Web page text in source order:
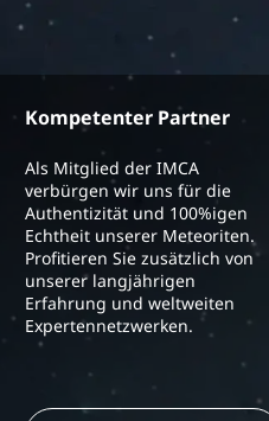
Kompetenter Partner
Als Mitglied der IMCA
verbürgen wir uns für die
Authentizität und 100%igen
Echtheit unserer Meteoriten.
Profitieren Sie zusätzlich von
unserer langjährigen
Erfahrung und weltweiten
Expertennetzwerken.